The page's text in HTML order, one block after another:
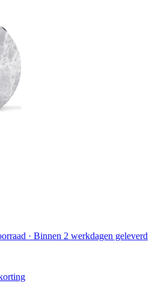
· Binnen 2 werkdagen geleverd